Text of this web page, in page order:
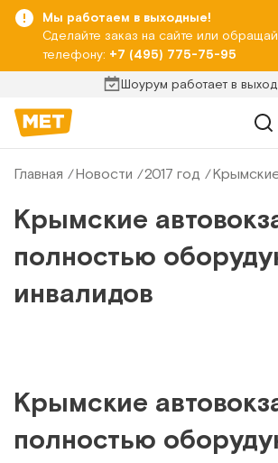
Мы работаем в выходные!
Сделайте заказ на сайте или
телефону: +7 (495) 775-75-95
Шоурум работает в
Главная Новости 2017 год
Крымские
полностью
инвалидов
Крымские
полностью